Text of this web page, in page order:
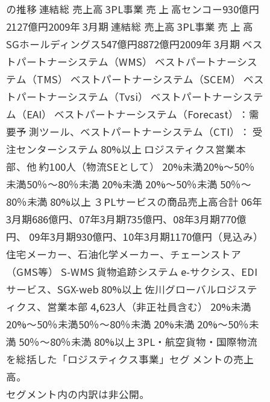
の推移 連結総 売上高 3PL事業 売 上 高センコー930億円
2127億円2009年 3月期 連結総 売上高 3PL事業 売 上 高
SGホールディングス547億円8872億円2009年 3月期 ベス
トパートナーシステム（WMS） ベストパートナーシス
テム（TMS） ベストパートナーシステム（SCEM） ベス
トパートナーシステム（Tvsi） ベストパートナーシステ
ム（EAI） ベストパートナーシステム（Forecast）：需
要予 測ツール、ベストパートナーシステム（CTI）： 受
注センターシステム 80%以上 ロジスティクス営業本
部、他 約100人（物流SEとして） 20%未満20%〜50％
未満50％〜80％未満 20%未満 20%〜50％未満 50％〜
80％未満 80%以上 ３PLサービスの商品売上高合計 06年
3月期686億円、07年3月期735億円、08年3月期770億
円、 09年3月期930億円、10年3月期1170億円（見込み）
住宅メーカー、石油化学メーカー、チェーンストア
（GMS等） S-WMS 貨物追跡システム e-サクシス、EDI
サービス、SGX-web 80%以上 佐川グローバルロジステ
ィクス、営業本部 4,623人（非正社員含む） 20%未満
20%〜50％未満50％〜80％未満 20%未満 20%〜50％未
満 50％〜80％未満 80%以上 3PL・航空貨物・国際物流
を総括した「ロジスティクス事業」セグ メントの売上
高。
セグメント内の内訳は非公開。